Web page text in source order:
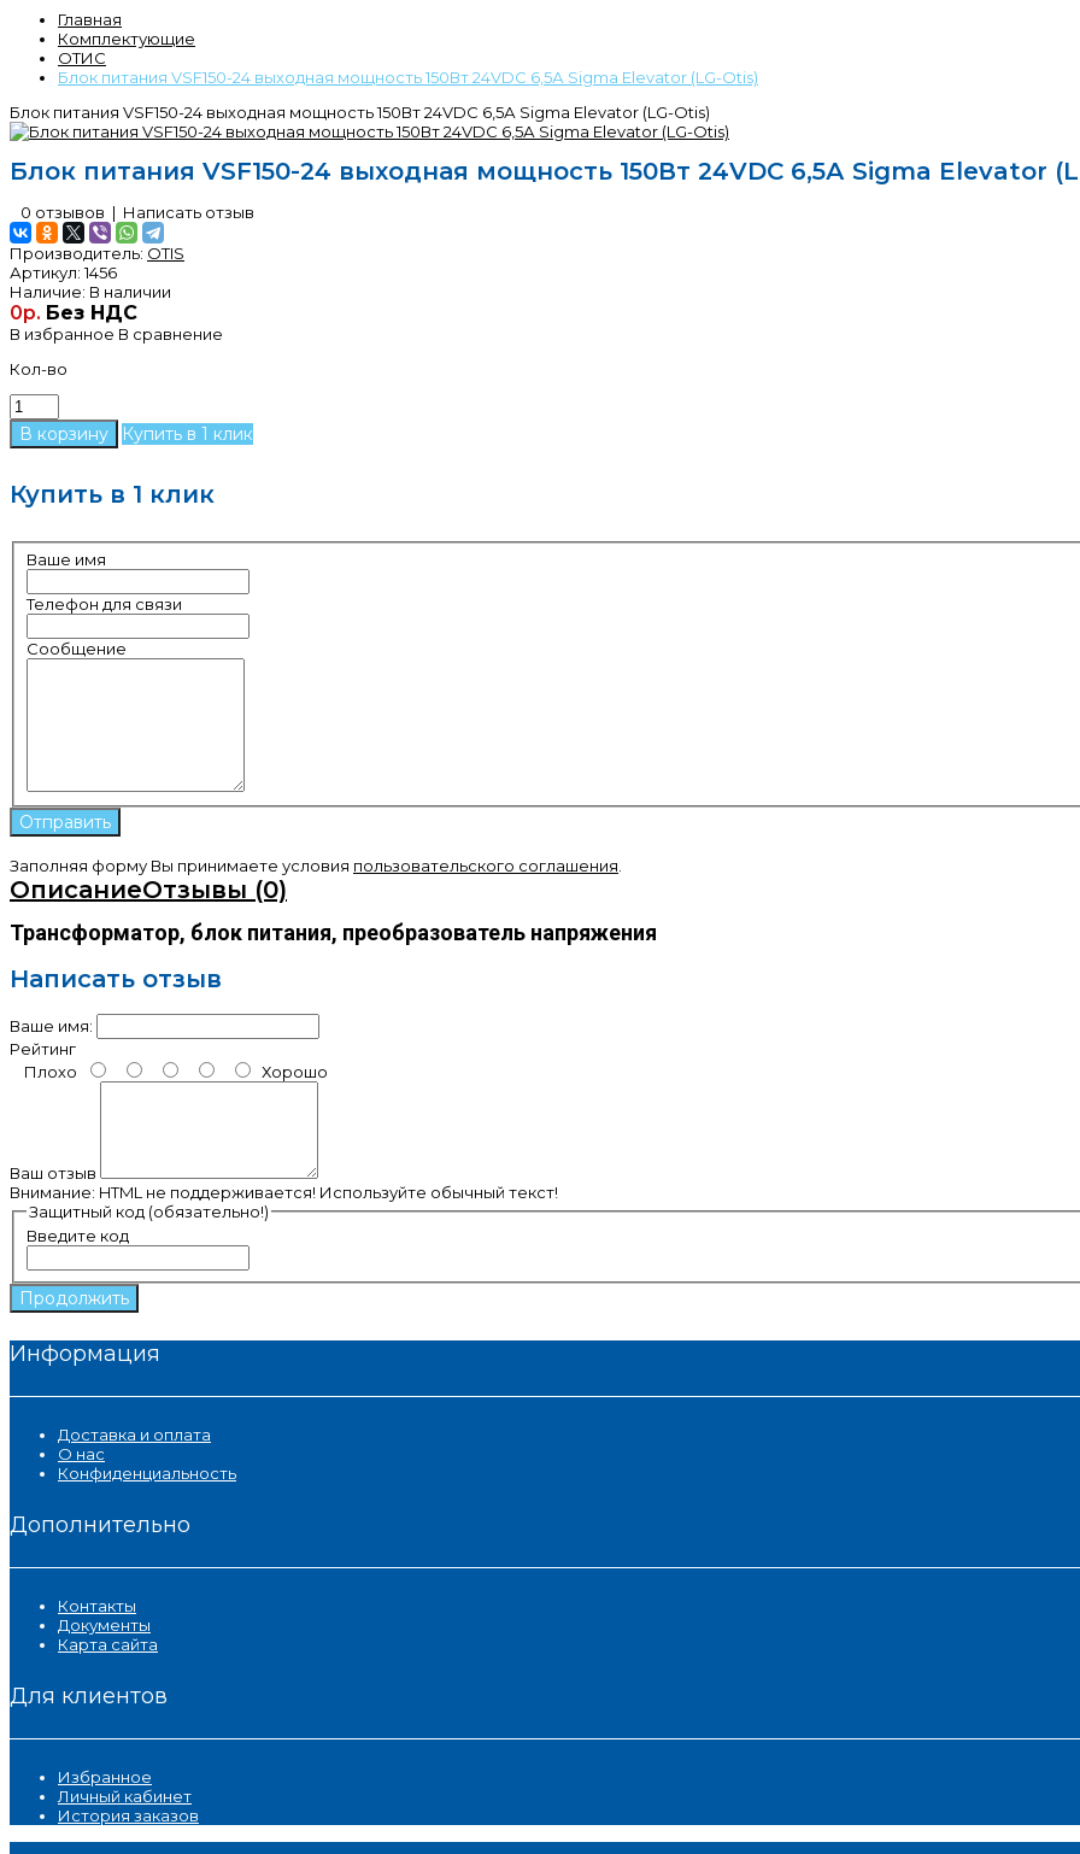
Главная
Комплектующие
ОТИС
Блок питания VSF150-24 выходная мощность 150Вт 24VDC 6,5А Sigma Elevator (LG-Otis)
Блок питания VSF150-24 выходная мощность 150Вт 24VDC 6,5А Sigma Elevator (LG-Otis)
Блок питания VSF150-24 выходная мощность 150Вт 24VDC 6,5А Sigma Elevator
0 отзывов | Написать отзыв
Производитель: OTIS
Артикул:1456
Наличие: В наличии
0р. Без НДС
В избранное В сравнение
Кол-во
Купить в 1 клик
Купить в 1 клик
Ваше имя
Телефон для связи
Сообщение
Заполняя форму Вы принимаете условия пользовательского соглашения
ОписаниеОтзывы (0)
Трансформатор, блок питания, преобразователь напряжения
Написать отзыв
Ваше имя:
Рейтинг
Плохо
Хорошо
Ваш отзыв
Внимание: HTML не поддерживается! Используйте обычный текст!
Защитный код (обязательно!)
Введите код
Продолжить
Информация
Доставка и оплата
О нас
Конфиденциальность
Дополнительно
Контакты
Документы
Карта сайта
Для клиентов
Избранное
Личный кабинет
История заказов